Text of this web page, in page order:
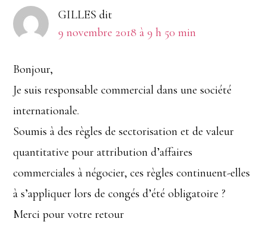
GILLES dit
9 novembre 2018 à 9 h 50 min
Bonjour,
Je suis responsable commercial dans une société
internationale.
Soumis à des règles de sectorisation et de valeur
quantitative pour attribution d’affaires
commerciales à négocier, ces règles continuent-elles
à s’appliquer lors de congés d’été obligatoire ?
Merci pour votre retour